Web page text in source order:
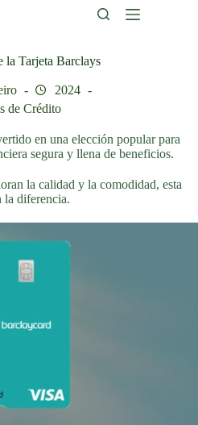
la Tarjeta Barclays
2024
de Crédito
en una elección popular para
segura y llena de beneficios.
la calidad y la comodidad, esta
la diferencia.